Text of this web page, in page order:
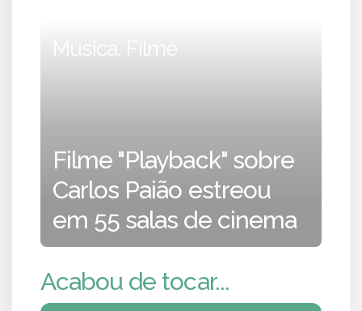
Música, Filme
Filme "Playback" sobre
Carlos Paião estreou
em 55 salas de cinema
Acabou de tocar...